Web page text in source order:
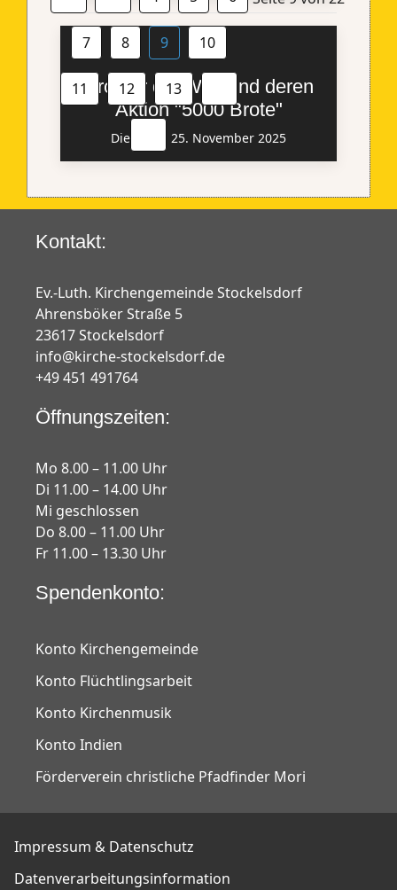
Brot für die Welt und deren
Aktion "5000 Brote"
Dienstag, 25. November 2025
7 8 9 10
11 12 13
Kontakt:
Ev.-Luth. Kirchengemeinde Stockelsdorf
Ahrensböker Straße 5
23617 Stockelsdorf
info@kirche-stockelsdorf.de
+49 451 491764
Öffnungszeiten:
Mo 8.00 – 11.00 Uhr
Di 11.00 – 14.00 Uhr
Mi geschlossen
Do 8.00 – 11.00 Uhr
Fr 11.00 – 13.30 Uhr
Spendenkonto:
Konto Kirchengemeinde
Konto Flüchtlingsarbeit
Konto Kirchenmusik
Konto Indien
Förderverein christliche Pfadfinder Mori
Impressum & Datenschutz
Datenverarbeitungsinformation